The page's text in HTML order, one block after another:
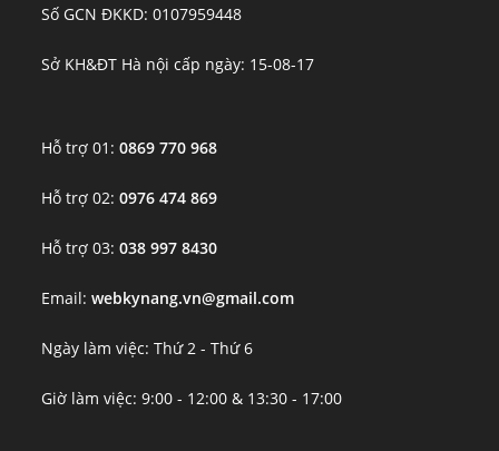
Số GCN ĐKKD: 0107959448
Sở KH&ĐT Hà nội cấp ngày: 15-08-17
Hỗ trợ 01:0869 770 968
Hỗ trợ 02:0976 474 869
Hỗ trợ 03:038 997 8430
Email:webkynang.vn@gmail.com
Ngày làm việc: Thứ 2 - Thứ 6
Giờ làm việc: 9:00 - 12:00 & 13:30 - 17:00